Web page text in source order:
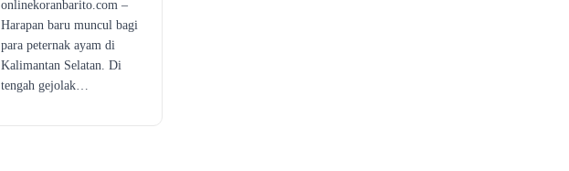
onlinekoranbarito.com –
Harapan baru muncul bagi
para peternak ayam di
Kalimantan Selatan. Di
tengah gejolak…